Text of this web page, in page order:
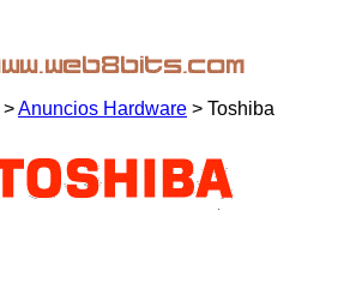
>Anuncios Hardware > Toshiba